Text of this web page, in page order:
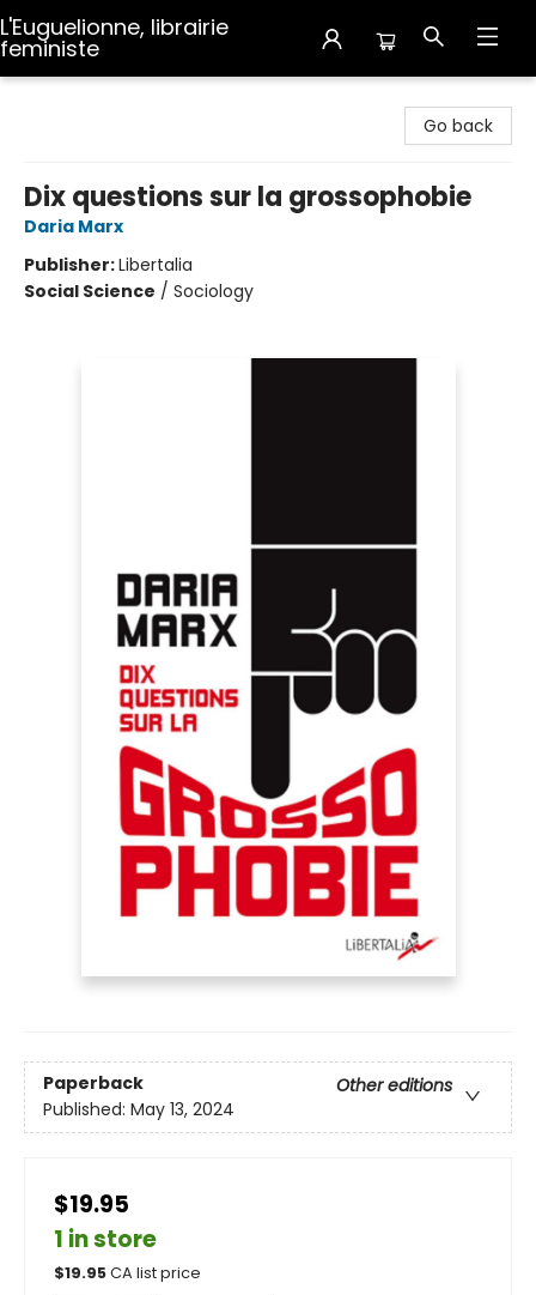
L'Euguelionne, librairie
feministe
Go back
Dix questions sur la grossophobie
Daria Marx
Publisher:Libertalia
Social Science / Sociology
Paperback
Other editions
Published: May 13, 2024
$19.95
1 in store
$19.95CA list price